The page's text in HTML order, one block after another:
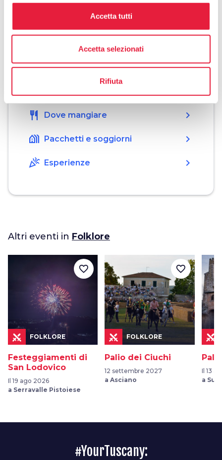
Accetta tutti
Accetta selezionati
Rifiuta
Organizza
hotel chevron_right
restaurant Dove mangiare chevron_right
holiday_village Pacchetti e soggiorni chevron_right
celebration Esperienze chevron_right
Altri eventi in Folklore
FOLKLORE
Festeggiamenti di
San Lodovico
Il 19 ago 2026
a Serravalle Pistoiese
favorite_border
FOLKLORE
Palio dei Ciuchi
12 settembre 2027
a Asciano
favorite_border
Il 13
a
#YourTuscany: